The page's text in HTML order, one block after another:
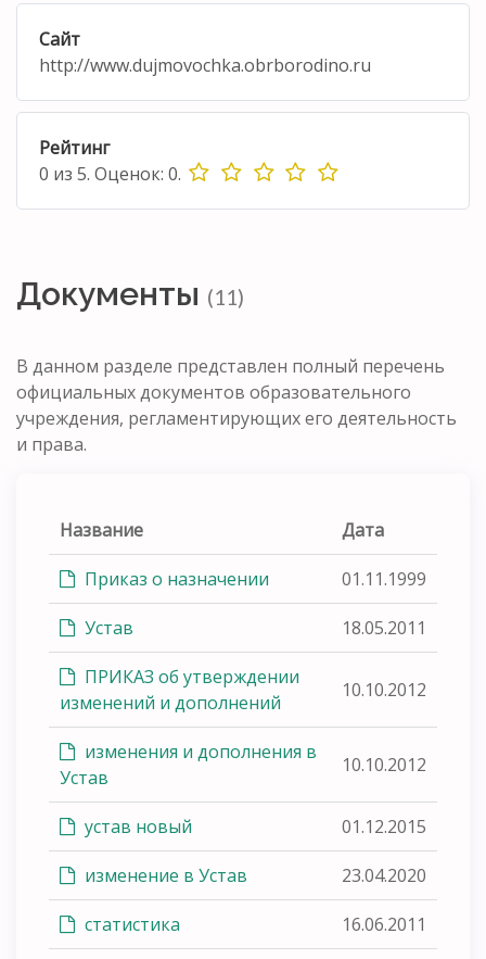
Сайт
http://www.dujmovochka.obrborodino.ru
Рейтинг
0 из 5. Оценок: 0.
Документы (11)
В данном разделе представлен полный перечень
официальных документов образовательного
учреждения, регламентирующих его деятельность
и права.
Название Дата
Приказ о назначении 01.11.1999
Устав 18.05.2011
ПРИКАЗ об утверждении
изменений и дополнений
10.10.2012
изменения и дополнения в
Устав
10.10.2012
устав новый 01.12.2015
изменение в Устав 23.04.2020
статистика 16.06.2011